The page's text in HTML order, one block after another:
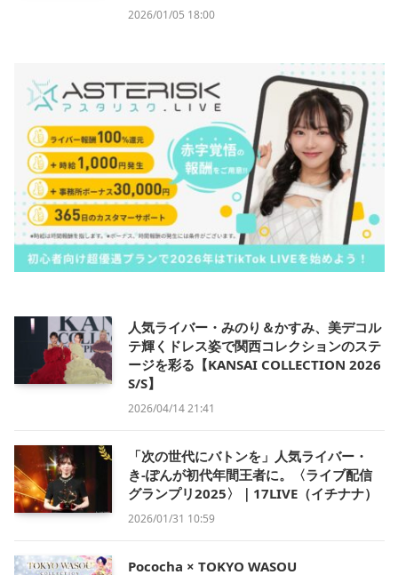
2026/01/05 18:00
人気ライバー・みのり＆かすみ、美デコル
テ輝くドレス姿で関西コレクションのステ
ージを彩る【KANSAI COLLECTION 2026
S/S】
2026/04/14 21:41
「次の世代にバトンを」人気ライバー・
き-ぽんが初代年間王者に。〈ライブ配信
グランプリ2025〉｜17LIVE（イチナナ）
2026/01/31 10:59
Pococha × TOKYO WASOU